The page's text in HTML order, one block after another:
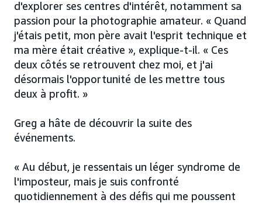
d'explorer ses centres d'intérêt, notamment sa
passion pour la photographie amateur. « Quand
j'étais petit, mon père avait l'esprit technique et
ma mère était créative », explique-t-il. « Ces
deux côtés se retrouvent chez moi, et j'ai
désormais l'opportunité de les mettre tous
deux à profit. »
Greg a hâte de découvrir la suite des
événements.
« Au début, je ressentais un léger syndrome de
l'imposteur, mais je suis confronté
quotidiennement à des défis qui me poussent